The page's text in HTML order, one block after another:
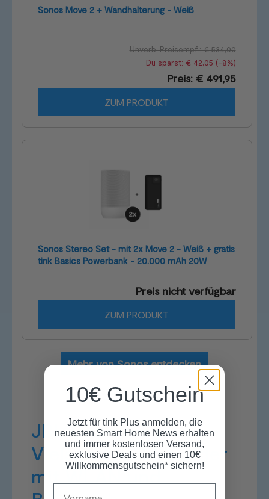
Sonos Move 2 + Wandhalterung - Weiß
Unverb. Preisempf.: € 534,00
Du sparst: € 42,05 (-8%)
Preis: € 491,95
ZUM PRODUKT
Sonos Stereo Set - mit 2x Move 2 - Weiß + gratis
tink Basics Powerbank - 20.000 mAh 20W
Preis nicht verfügbar
ZUM PRODUKT
Mehr von Sonos entdecken
JBL Charge 5 Wi-Fi –
Vielseitiger Allrounder
mit WLAN und
10€ Gutschein
Jetzt für tink Plus anmelden, die
neuesten Smart Home News erhalten
und immer kostenlosen Versand,
exklusive Deals und einen 10€
Willkommensgutschein* sichern!